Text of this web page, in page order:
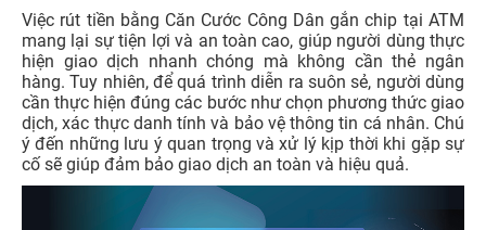
Việc rút tiền bằng Căn Cước Công Dân gắn chip tại ATM
mang lại sự tiện lợi và an toàn cao, giúp người dùng thực
hiện giao dịch nhanh chóng mà không cần thẻ ngân
hàng. Tuy nhiên, để quá trình diễn ra suôn sẻ, người dùng
cần thực hiện đúng các bước như chọn phương thức giao
dịch, xác thực danh tính và bảo vệ thông tin cá nhân. Chú
ý đến những lưu ý quan trọng và xử lý kịp thời khi gặp sự
cố sẽ giúp đảm bảo giao dịch an toàn và hiệu quả.